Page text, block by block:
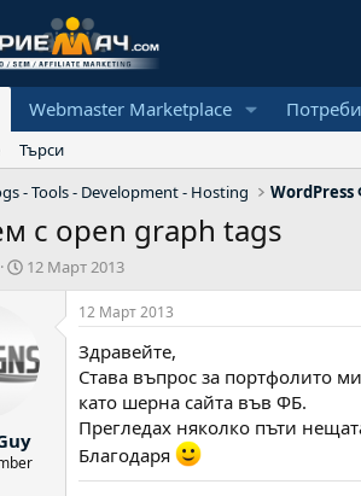
Webmaster Marketplace
Търси
- Tools - Development - Hosting
с оpen graph tags
Н
л
н
а
т
12 Март 2013
12 Март 2013
Здравейте,
Става въпрос за портфолито
като шерна сайта във ФБ.
Прегледах няколко пъти
Благодаря